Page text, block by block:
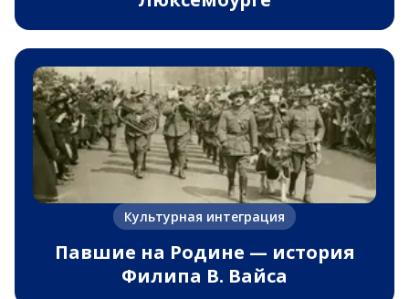
Культурная интеграция
Павшие на Родине — история
Филипа В. Вайса